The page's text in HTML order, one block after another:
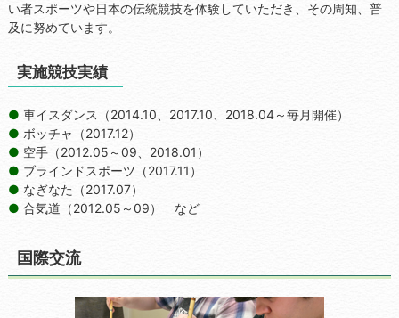
い者スポーツや日本の伝統競技を体験していただき、その周知、普
及に努めています。
実施競技実績
車イスダンス（2014.10、2017.10、2018.04～毎月開催）
ボッチャ（2017.12）
空手（2012.05～09、2018.01）
ブラインドスポーツ（2017.11）
なぎなた（2017.07）
合気道（2012.05～09） など
国際交流